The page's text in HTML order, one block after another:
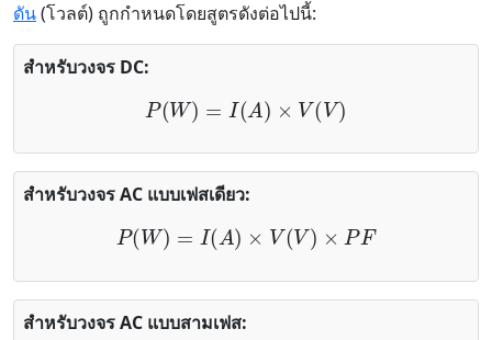
ดัน(โวลต์) ถูกกำหนดโดยสูตรดังต่อไปนี้:
สำหรับวงจร DC:
P(W)=I(A)× V V)
สำหรับวงจร AC แบบเฟสเดียว:
P W =I (A × V(V)×P F
สำหรับวงจร AC แบบสามเฟส: